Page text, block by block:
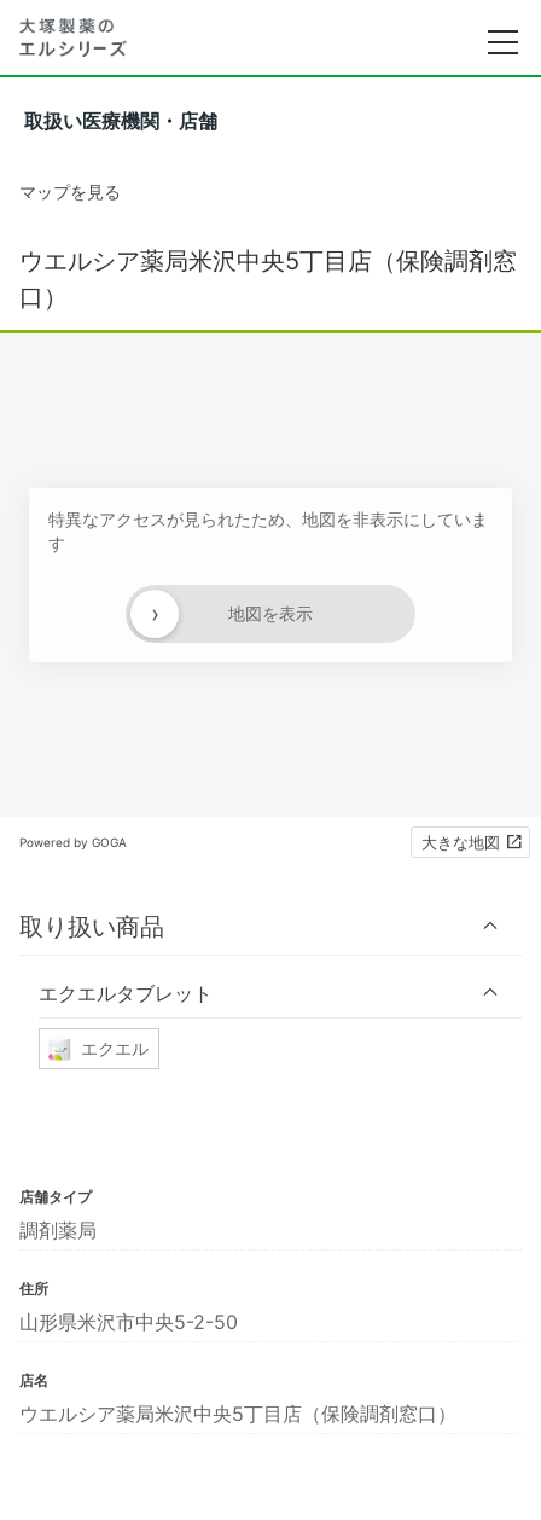
取扱い医療機関・店舗
マップを見る
ウエルシア薬局米沢中央5丁目店（保険調剤窓
口）
特異なアクセスが見られたため、地図を非表示にしていま
す
地図を表示
›
Powered by GOGA 大きな地図
取り扱い商品
エクエルタブレット
エクエル
店舗タイプ
調剤薬局
住所
山形県米沢市中央5-2-50
店名
ウエルシア薬局米沢中央5丁目店（保険調剤窓口）